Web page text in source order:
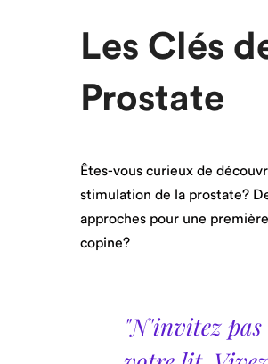
Les Clés
Prostate
Êtes-vous curieux de
stimulation de la prostate?
approches pour une
copine?
"N'invitez pas